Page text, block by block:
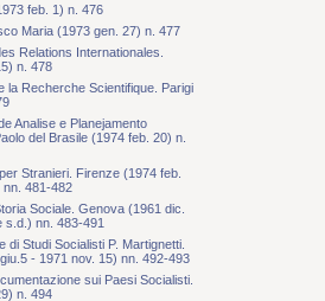
feb. 1) n. 476
Maria (1973 gen. 27) n. 477
Relations Internationales.
n. 478
la Recherche Scientifique. Parigi
Analise e Planejamento
del Brasile (1974 feb. 20) n.
Stranieri. Firenze (1974 feb.
nn. 481-482
Sociale. Genova (1961 dic.
s.d.) nn. 483-491
di Studi Socialisti P. Martignetti.
- 1971 nov. 15) nn. 492-493
sui Paesi Socialisti.
n. 494